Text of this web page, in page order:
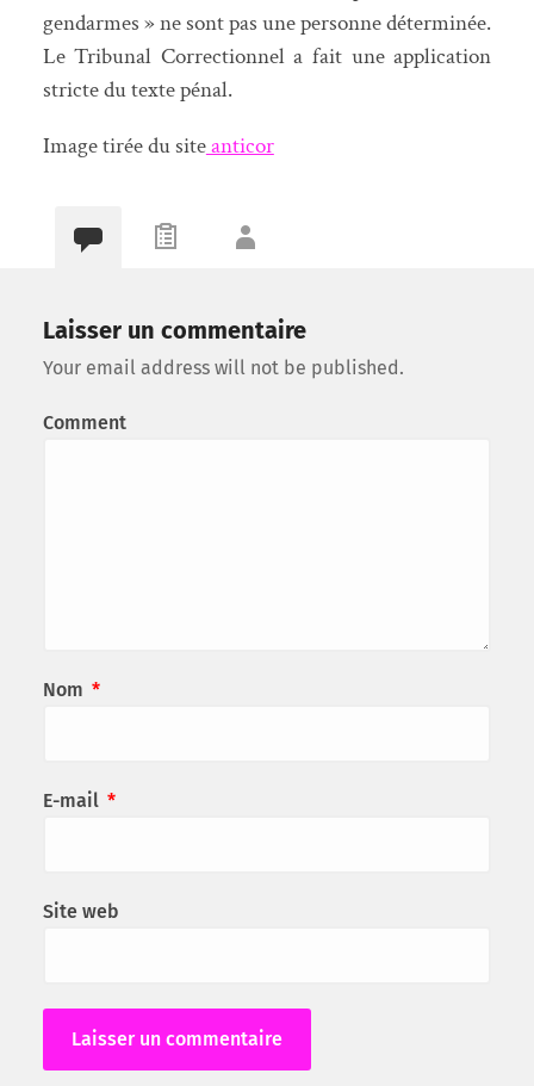
gendarmes » ne sont pas une personne déterminée.
Le Tribunal Correctionnel a fait une application
stricte du texte pénal.
Image tirée du siteanticor
Laisser un commentaire
Your email address will not be published.
Comment
Nom *
E-mail *
Site web